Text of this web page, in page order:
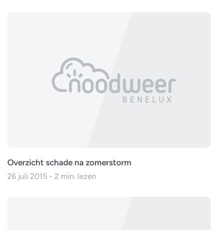
Overzicht schade na zomerstorm
26 juli 2015 - 2 min. lezen